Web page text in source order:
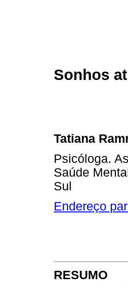
Sonhos
Tatiana
Psicóloga.
Saúde
Sul
Endereço
RESUMO